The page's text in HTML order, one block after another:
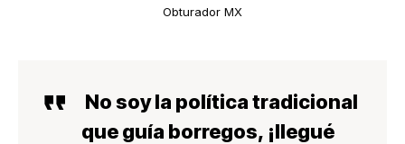
Obturador MX
No soy la política tradicional
que guía borregos, ¡llegué